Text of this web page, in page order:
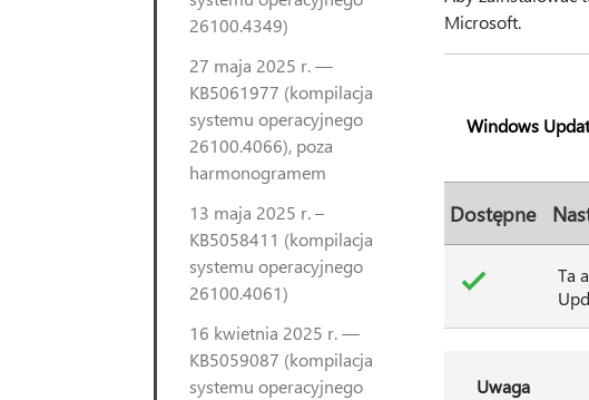
26100.4349)
27 maja 2025 r. —
KB5061977 (kompilacja
systemu operacyjnego
26100.4066), poza
harmonogramem
13 maja 2025 r. –
KB5058411 (kompilacja
systemu operacyjnego
26100.4061)
16 kwietnia 2025 r. —
KB5059087 (kompilacja
systemu operacyjnego
Microsoft.
Windows
Dostępne
Ta
Uwaga